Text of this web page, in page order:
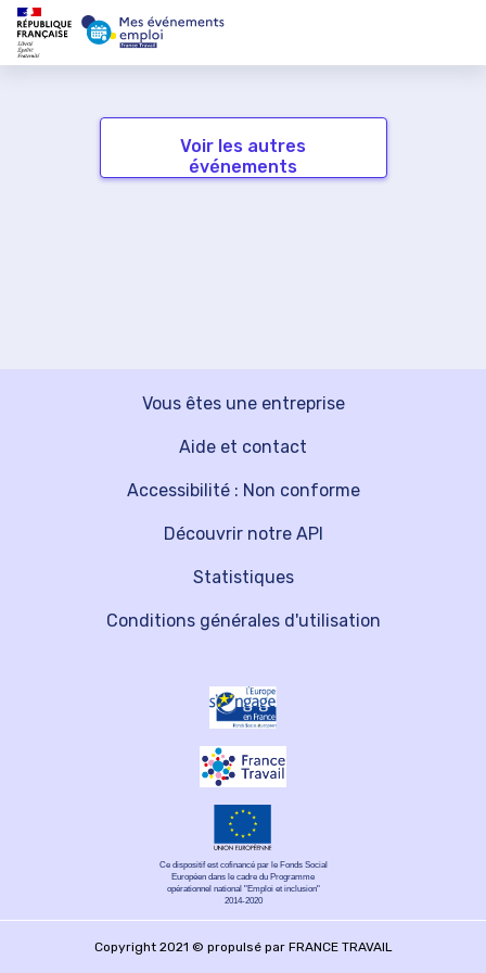
Voir les autres
événements
Vous êtes une entreprise
Découvrir notre API
Aide et contact
Statistiques
Accessibilité : Non conforme
Conditions générales d'utilisation
Ce dispositif est cofinancé par le Fonds Social
Européen dans le cadre du Programme
opérationnel national "Emploi et inclusion"
2014-2020
Copyright 2021 © propulsé par FRANCE TRAVAIL